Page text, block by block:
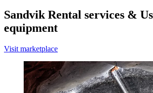
Sandvik Rental services &
equipment
Visit marketplace